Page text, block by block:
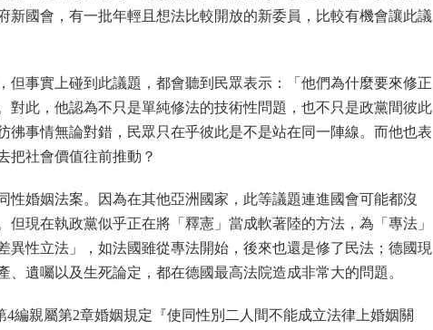
新國會，有一批年輕且想法比較開放的新委員，比較有機會讓此議
事實上碰到此議題，都會聽到民眾表示：「他們為什麼要來修正
對此，他認為不只是單純修法的技術性問題，也不只是政黨間彼此
彿事情無論對錯，民眾只在乎彼此是不是站在同一陣線。而他也表
把社會價值往前推動？
婚姻法案。因為在其他亞洲國家，此等議題連進國會可能都沒
現在執政黨似乎正在將「釋憲」當成軟著陸的方法，為「專法」
性立法」，如法國雖從專法開始，後來也還是修了民法；德國現
遺囑以及生死論定，都在德國最高法院造成非常大的問題。
編親屬第2章婚姻規定『使同性別二人間不能成立法律上婚姻關